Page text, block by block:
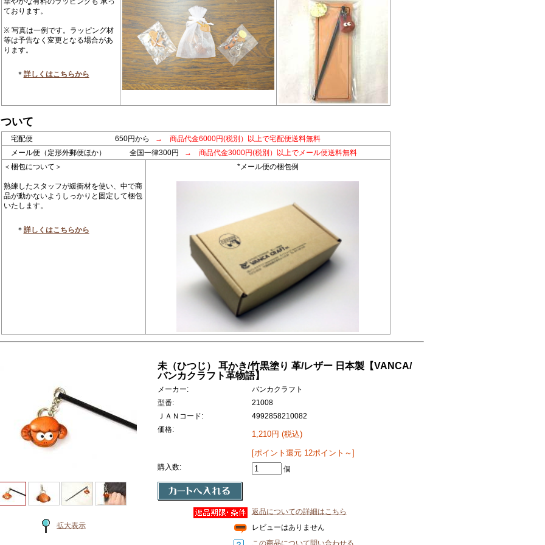
ております。
※ 写真は一例です。ラッピング材
等は予告なく変更となる場合があ
ります。
＊ 詳しくはこちらから
いて
宅配便 650円から
→ 商品代金6000円(税別）以上で宅配便送料無料
メール便（定形外郵便ほか） 全国一律300円
→ 商品代金3000円(税別）以上でメール便送料無料
＜梱包について＞
熟練したスタッフが緩衝材を使い、中で商
品が動かないようしっかりと固定して梱包
いたします。
＊ 詳しくはこちらから
*メール便の梱包例
拡大表示
未（ひつじ） 耳かき/竹黒塗り 革/レザー 日本製【VANCA/
バンカクラフト革物語】
メーカー:
バンカクラフト
型番:
21008
ＪＡＮコード:
4992858210082
価格:
1,210円 (税込)
[ポイント還元 12ポイント～]
購入数: 個
返品についての詳細はこちら
レビューはありません
この商品について問い合わせる